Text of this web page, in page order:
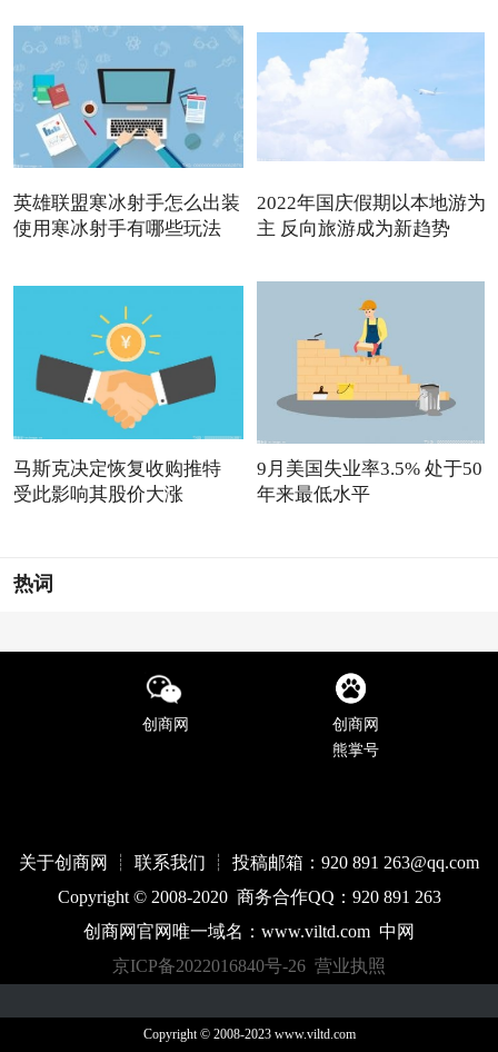
英雄联盟寒冰射手怎么出装
使用寒冰射手有哪些玩法
2022年国庆假期以本地游为
主 反向旅游成为新趋势
马斯克决定恢复收购推特
受此影响其股价大涨
9月美国失业率3.5% 处于50
年来最低水平
热词
创商网
创商网
熊掌号
关于创商网 ┊ 联系我们 ┊ 投稿邮箱：920 891 263@qq.com
Copyright © 2008-2020 商务合作QQ：920 891 263
创商网官网唯一域名： www.viltd.com 中网
京ICP备2022016840号-26 营业执照
Copyright © 2008-2023 www.viltd.com